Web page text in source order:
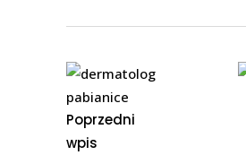
Poprzedni
wpis